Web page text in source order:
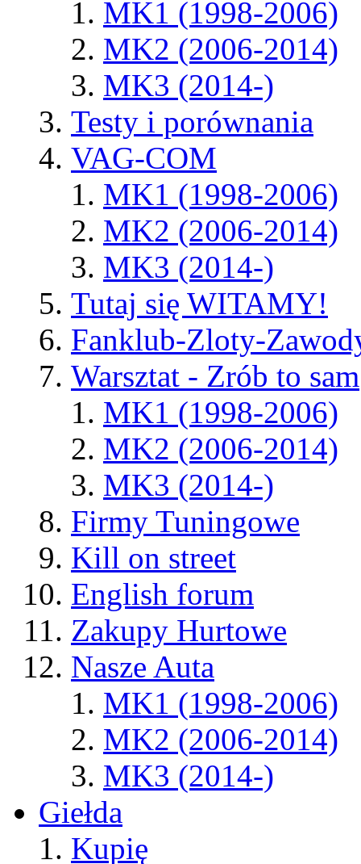
MK1 (1998-2006)
MK2 (2006-2014)
MK3 (2014-)
Testy i porównania
VAG-COM
MK1 (1998-2006)
MK2 (2006-2014)
MK3 (2014-)
Tutaj się WITAMY!
Fanklub-Zloty-
Warsztat - Zrób to sam
MK1 (1998-2006)
MK2 (2006-2014)
MK3 (2014-)
Firmy Tuningowe
Kill on street
English forum
Zakupy Hurtowe
Nasze Auta
MK1 (1998-2006)
MK2 (2006-2014)
MK3 (2014-)
Giełda
Kupię